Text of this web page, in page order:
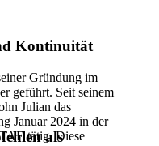
Kontinuität
Gründung im
geführt. Seit seinem
Julian das
Januar 2024 in der
tätig. Diese
als